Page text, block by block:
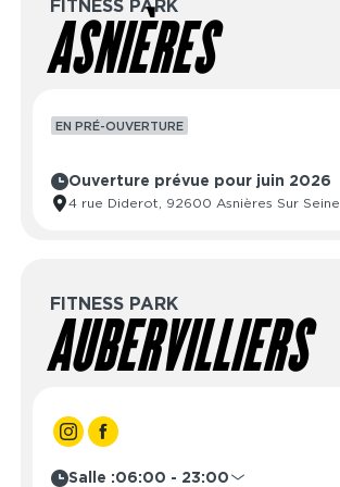
FITNESS PARK
ASNIÈRES
EN PRÉ-OUVERTURE
Ouverture prévue pour juin 2026
4 rue Diderot, 92600 Asnières Sur Seine
FITNESS PARK
AUBERVILLIERS
Salle :06:00 - 23:00